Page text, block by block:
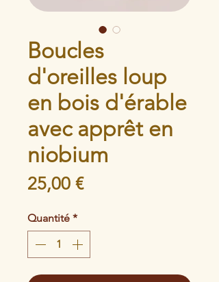
Boucles
d'oreilles loup
en bois d'érable
avec apprêt en
niobium
25,00 €Prix
Quantité *